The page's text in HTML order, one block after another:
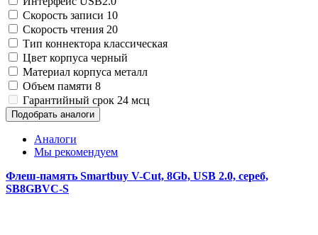
Все товары раздела
Скорость записи 10
Скорость чтения 20
Тип коннектора классическая
Цвет корпуса черный
Материал корпуса металл
Объем памяти 8
Гарантийный срок 24 мсц
Подобрать аналоги
Аналоги
Мы рекомендуем
Флеш-память Smartbuy V-Cut, 8Gb, USB 2.0, сереб,
SB8GBVC-S